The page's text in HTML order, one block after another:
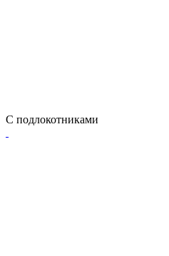
С подлокотниками